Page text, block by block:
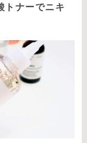
ナーでニキ